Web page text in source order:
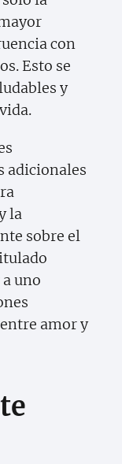
con
Esto se
y
adicionales
la
sobre el
uno
amor y